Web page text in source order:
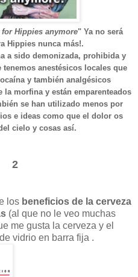
Hippies anymore" Ya no será
Hippies nunca más!.
a sido demonizada, prohibida y
tenemos anestésicos locales que
y también analgésicos
la morfina y están emparenteados
se han utilizado menos por
e ideas como que el dolor os
cielo y cosas así.
2
los beneficios de la cerveza
(al que no le veo muchas
me gusta la cerveza y el
vidrio en barra fija .